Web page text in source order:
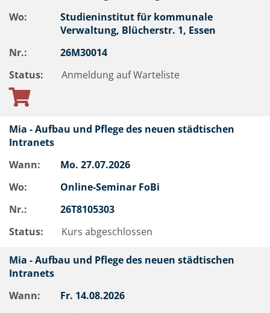
Wo:
Studieninstitut für kommunale
Verwaltung, Blücherstr. 1, Essen
Nr.:
26M30014
Status:
Anmeldung auf Warteliste
Mia - Aufbau und Pflege des neuen städtischen
Intranets
Wann:
Mo. 27.07.2026
Wo:
Online-Seminar FoBi
Nr.:
26T8105303
Status:
Kurs abgeschlossen
Mia - Aufbau und Pflege des neuen städtischen
Intranets
Wann:
Fr. 14.08.2026